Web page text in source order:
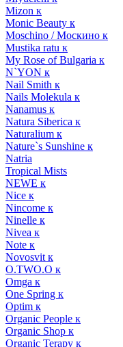
Mizon к
Monic Beauty к
Moschino / Москино к
Mustika ratu к
My Rose of Bulgaria к
N`YON к
Nail Smith к
Nails Molekula к
Nanamus к
Natura Siberica к
Naturalium к
Nature`s Sunshine к
Natria
Tropical Mists
NEWE к
Nice к
Nincome к
Ninelle к
Nivea к
Note к
Novosvit к
O.TWO.O к
Omga к
One Spring к
Optim к
Organic People к
Organic Shop к
Organic Terapy к